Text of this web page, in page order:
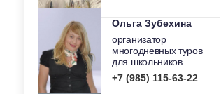
Ольга Зубехина
организатор
многодневных туров
для школьников
+7 (985) 115-63-22